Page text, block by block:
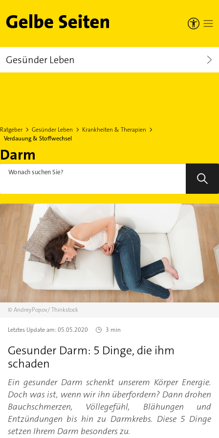
Gelbe Seiten
Gesünder Leben
Ratgeber Gesünder Leben
Krankheiten & Therapien
Verdauung & Stoffwechsel
Darm
Wonach suchen Sie?
©AndreyPopov/Thinkstock
Letztes Update am:05.05.2020 3 min
Gesunder Darm: 5 Dinge, die ihm
schaden
Ein gesunder Darm schenkt unserem Körper Energie.
Doch was ist, wenn wir ihn überfordern? Dann drohen
Bauchschmerzen, Völlegefühl, Blähungen und
Entzündungen bis hin zu Darmkrebs. Diese 5 Dinge
setzen Ihrem Darm besonders zu.